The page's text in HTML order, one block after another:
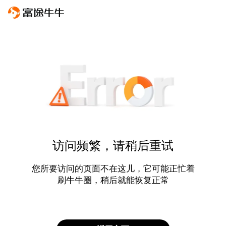
访问频繁，请稍后重试
您所要访问的页面不在这儿，它可能正忙着
刷牛牛圈，稍后就能恢复正常